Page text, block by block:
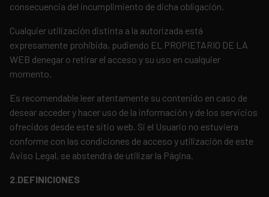
consecuencia del incumplimiento de dicha obligación.
Cualquier utilización distinta a la autorizada está
expresamente prohibida, pudiendo EL PROPIETARIO DE LA
WEB denegar o retirar el acceso y su uso en cualquier
momento.
Es recomendable leer atentamente su contenido en caso de
desear acceder y hacer uso de la información y de los servicios
ofrecidos desde este sitio web. Si el Usuario no estuviera
conforme con las condiciones de acceso y utilización de este
Aviso Legal, se abstendrá de utilizar la Página.
2.DEFINICIONES